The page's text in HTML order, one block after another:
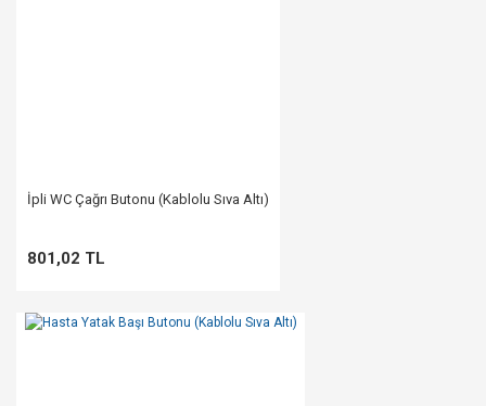
İpli WC Çağrı Butonu (Kablolu Sıva Altı)
801,02 TL